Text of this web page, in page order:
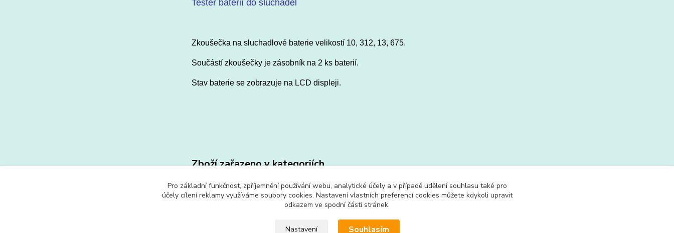
Tester baterií do sluchadel
Zkoušečka na sluchadlové baterie velikostí 10, 312, 13, 675.
Součástí zkoušečky je zásobník na 2 ks baterií.
Stav baterie se zobrazuje na LCD displeji.
Zboží zařazeno v kategoriích
Baterie do sluchadel Baterie do implantátů
Příslušenství ke
sluchadlům
Pro základní funkčnost, zpříjemnění používání webu, analytické účely a v případě udělení souhlasu také pro
účely cílení reklamy využíváme soubory cookies. Nastavení vlastních preferencí cookies můžete kdykoli upravit
odkazem ve spodní části stránek.
Nastavení Souhlasím